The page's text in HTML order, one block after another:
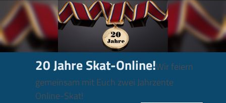
20 Jahre Skat-Online!Wir feiern
gemeinsam mit Euch zwei Jahrzente
Online-Skat!